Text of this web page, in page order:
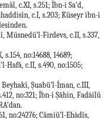
c.XI, s.251; İbn-i Sa’d,
c.I, s.203; Küseyr ibn-i
Müsnedü’l-Firdevs, c.II, s.337,
s.154, no:14688, 14689;
Hafâ, c.II, s.490, no:1505;
Şuabü’l-İman, c.III,
no:321; İbn-i Şâhin, Fadàilü
no:24276; Câmiü’l-Ehàdîs,